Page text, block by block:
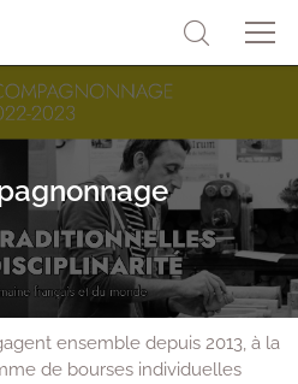
ensemble depuis 2013, à la
de bourses individuelles